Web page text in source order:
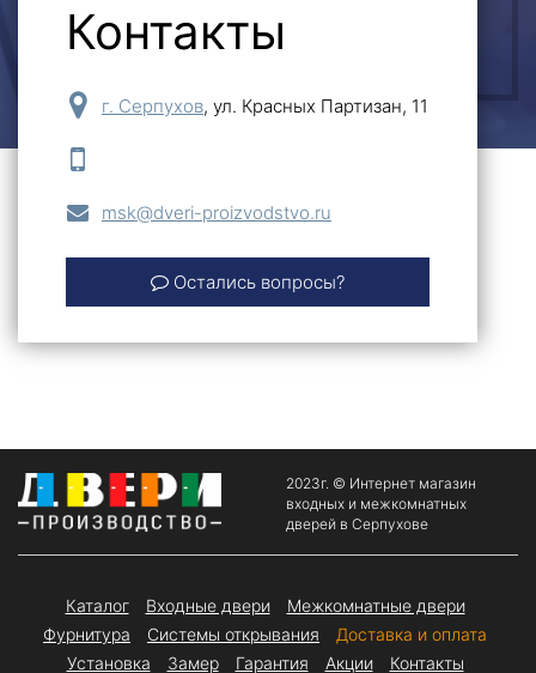
ОСТАВИТЬ ЗАЯВКУ
Контакты
г. Серпухов, ул. Красных Партизан, 11
msk@dveri-proizvodstvo.ru
Остались вопросы?
2023г. © Интернет магазин
входных и межкомнатных
дверей в Серпухове
Каталог Входные двери
Межкомнатные двери
Фурнитура
Системы открывания
Доставка и оплата
Установка
Замер Гарантия Акции Контакты